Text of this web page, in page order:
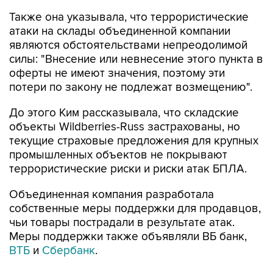
Также она указывала, что террористические
атаки на склады объединенной компании
являются обстоятельствами непреодолимой
силы: "Внесение или невнесение этого пункта в
оферты не имеют значения, поэтому эти
потери по закону не подлежат возмещению".
До этого Ким рассказывала, что складские
объекты Wildberries-Russ застрахованы, но
текущие страховые предложения для крупных
промышленных объектов не покрывают
террористические риски и риски атак БПЛА.
Объединенная компания разработала
собственные меры поддержки для продавцов,
чьи товары пострадали в результате атак.
Меры поддержки также объявляли ВБ банк,
ВТБ и Сбербанк.